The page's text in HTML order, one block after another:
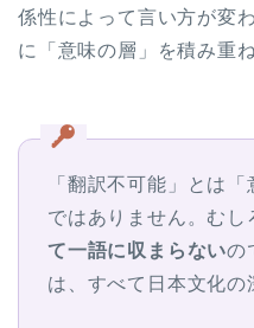
係性によって言い方が変
に「意味の層」を積み重
「翻訳不可能」とは
ではありません。むし
て一語に収まらないの
は、すべて日本文化の